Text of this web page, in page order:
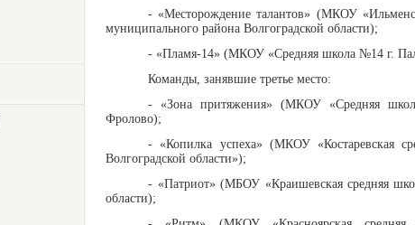
- «Месторождение талантов» (МКОУ
муниципального района Волгоградской области);
- «Пламя-14» (МКОУ «Средняя школа №14 г.
Команды, занявшие третье место:
- «Зона притяжения» (МКОУ «Средняя
Фролово);
- «Копилка успеха» (МКОУ «Костаревская
Волгоградской области»);
- «Патриот» (МБОУ «Краишевская средняя
области);